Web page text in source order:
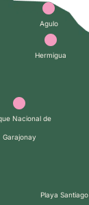
Agulo
Hermigua
Playa Santiago
Nacional de
Garajonay